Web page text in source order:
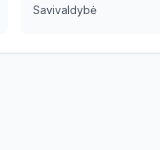
Savivaldybė